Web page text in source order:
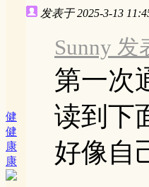
健
健
康
康
发表于 2025-3-13
Sunny 发
第一次
读到下
好像自